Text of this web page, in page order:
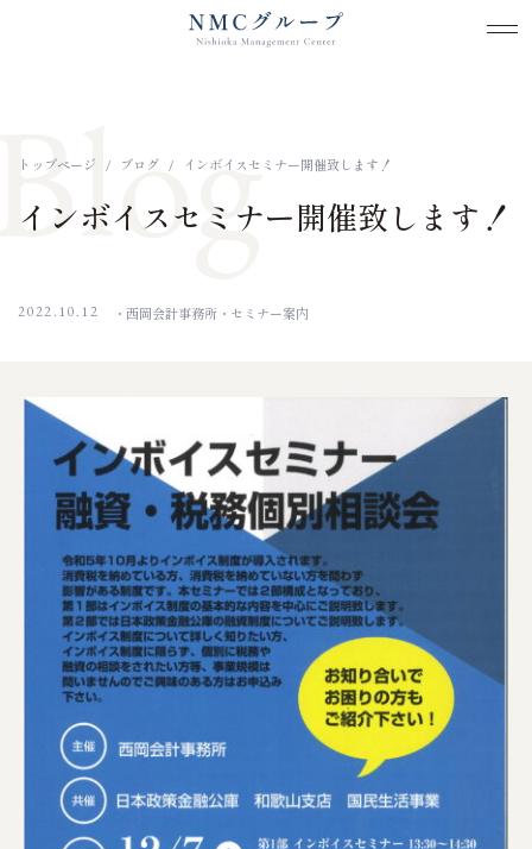
トップページ ブログ インボイスセミナー開催致します！
インボイスセミナー開催致します！
2022.10.12 西岡会計事務所 セミナー案内